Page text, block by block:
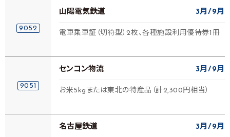
9052
山陽電気鉄道 3月 9月
電車乗車証（切符型）2枚、各種施設利用優待券1冊
9051
センコン物流 3月 9月
お米5kgまたは東北の特産品（計2,300円相当）
名古屋鉄道 3月 9月